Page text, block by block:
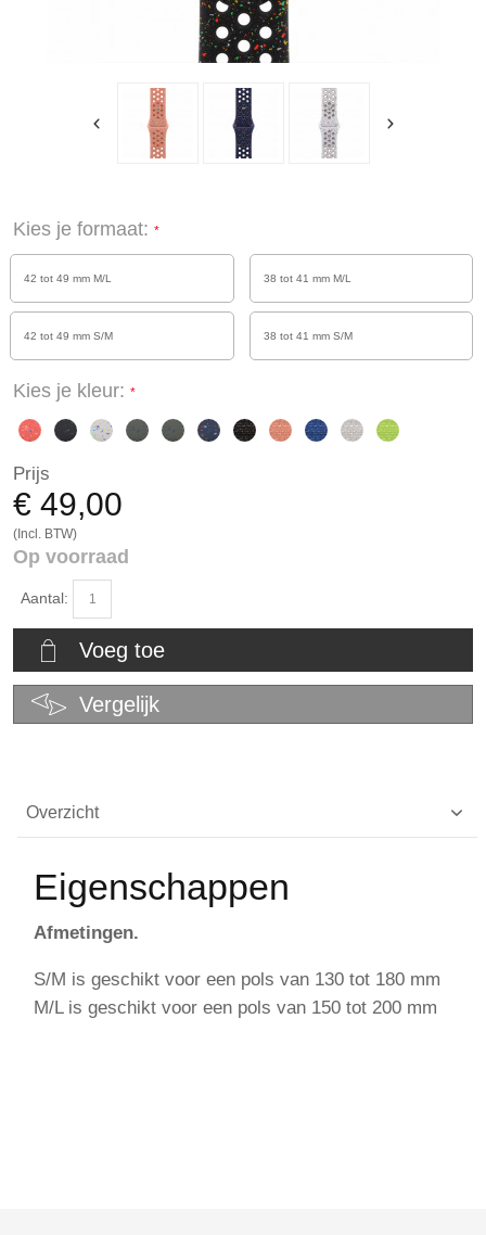
Kies je formaat:
42 tot 49 mm M/L 38 tot 41 mm M/L
42 tot 49 mm S/M 38 tot 41 mm S/M
Kies je kleur:
Prijs
€ 49,00
(Incl. BTW)
Op voorraad
Aantal:
Voeg toe
Vergelijk
Overzicht
Eigenschappen
Afmetingen.
S/M is geschikt voor een pols van 130 tot 180 mm
M/L is geschikt voor een pols van 150 tot 200 mm